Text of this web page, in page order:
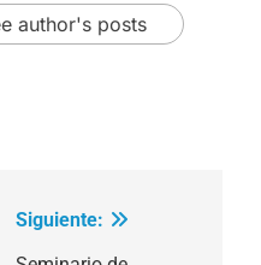
author's posts
Siguiente: